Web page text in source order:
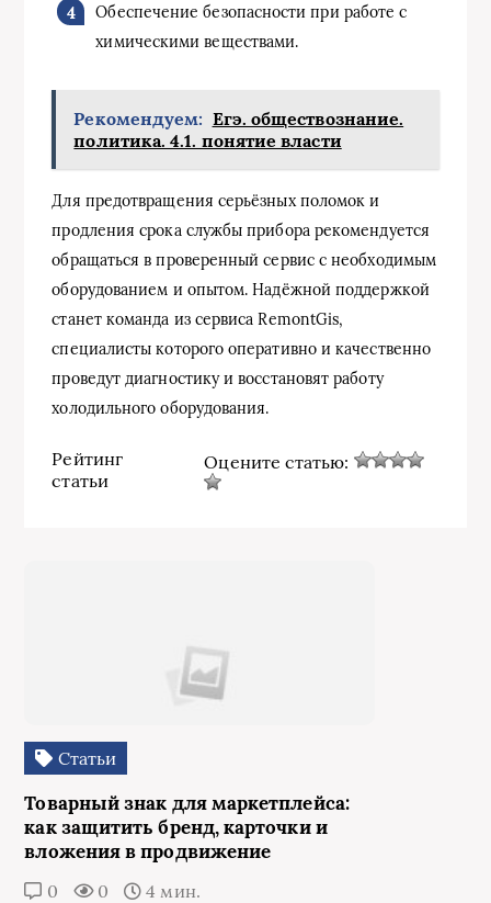
Обеспечение безопасности при работе с
химическими веществами.
Рекомендуем: Егэ. обществознание.
политика. 4.1. понятие власти
Для предотвращения серьёзных поломок и
продления срока службы прибора рекомендуется
обращаться в проверенный сервис с необходимым
оборудованием и опытом. Надёжной поддержкой
станет команда из сервиса RemontGis,
специалисты которого оперативно и качественно
проведут диагностику и восстановят работу
холодильного оборудования.
Рейтинг
статьи
Оцените статью:
Статьи
Товарный знак для маркетплейса:
как защитить бренд, карточки и
вложения в продвижение
0 0 4 мин.